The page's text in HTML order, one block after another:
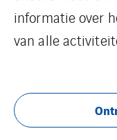
informatie over
van alle